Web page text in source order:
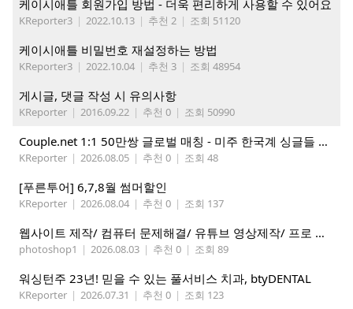
케이시애틀 회원가입 방법 - 더욱 편리하게 사용할 수 있어요
KReporter3 | 2022.10.13 | 추천 2 | 조회 51120
케이시애틀 비밀번호 재설정하는 방법
KReporter3 | 2022.10.04 | 추천 3 | 조회 48954
게시글, 댓글 작성 시 유의사항
KReporter | 2016.09.22 | 추천 0 | 조회 50990
Couple.net 1:1 50만쌍 글로벌 매칭 - 미주 한국계 싱글들 모이세요
KReporter | 2026.08.05 | 추천 0 | 조회 48
[푸른투어] 6,7,8월 썸머할인
KReporter | 2026.08.04 | 추천 0 | 조회 137
웹사이트 제작/ 컴퓨터 문제해결/ 유튜브 영상제작/ 프로 사진촬영
photoshop1 | 2026.08.03 | 추천 0 | 조회 89
워싱턴주 23년! 믿을 수 있는 풀서비스 치과, btyDENTAL
KReporter | 2026.07.31 | 추천 0 | 조회 123